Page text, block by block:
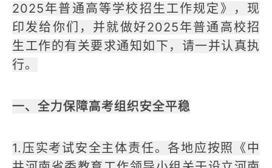
2025年普通高等学校招生工作规定》，现
印发给你们，并就做好2025年普通高校招
生工作的有关要求通知如下，请一并认真执
行。
一、全力保障高考组织安全平稳
1.压实考试安全主体责任。各地应按照《中